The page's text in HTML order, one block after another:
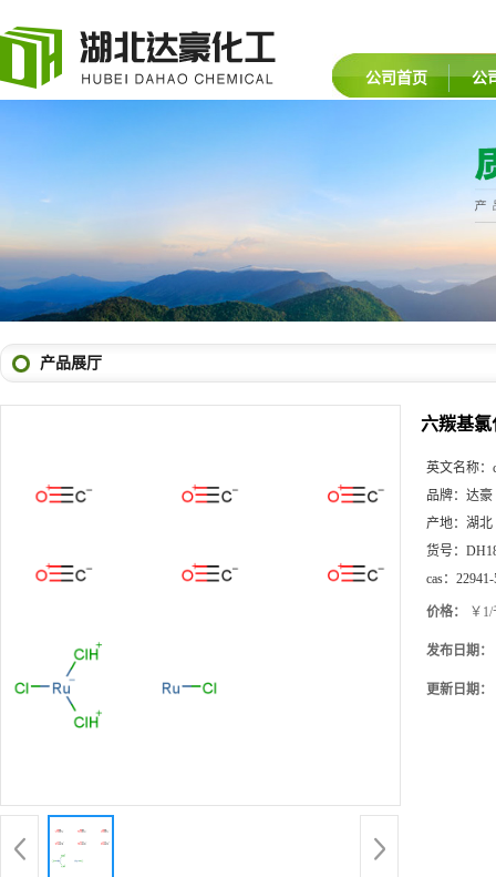
公司首页 公
产品展厅
六羰基氯
英文名称：
品牌： 达豪
产地： 湖北
货号：
cas：
价格： ￥
发布日期：
更新日期：